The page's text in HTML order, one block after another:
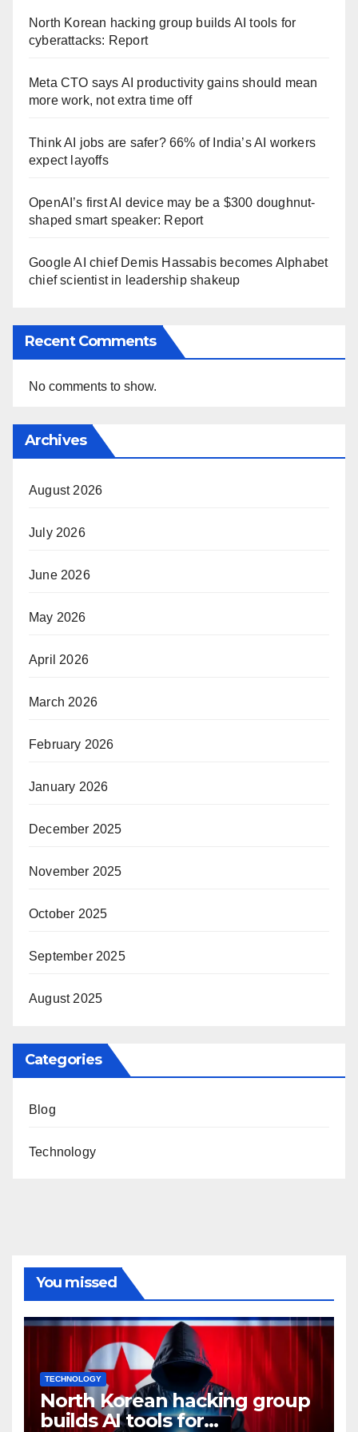
North Korean hacking group builds AI tools for
cyberattacks: Report
Meta CTO says AI productivity gains should mean
more work, not extra time off
Think AI jobs are safer? 66% of India’s AI workers
expect layoffs
OpenAI’s first AI device may be a $300 doughnut-
shaped smart speaker: Report
Google AI chief Demis Hassabis becomes Alphabet
chief scientist in leadership shakeup
Recent Comments
No comments to show.
Archives
August 2026
July 2026
June 2026
May 2026
April 2026
March 2026
February 2026
January 2026
December 2025
November 2025
October 2025
September 2025
August 2025
Categories
Blog
Technology
You missed
TECHNOLOGY
North Korean hacking group
builds AI tools for